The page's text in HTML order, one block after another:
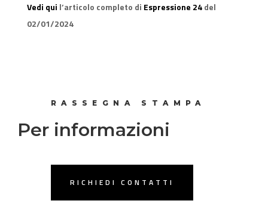
Vedi qui l’articolo completo di Espressione 24del
02/01/2024
RASSEGNA STAMPA
Per informazioni
RICHIEDI CONTATTI